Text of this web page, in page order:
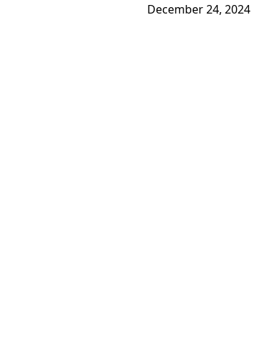
December 24, 2024